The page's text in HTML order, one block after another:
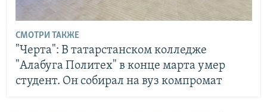
СМОТРИ ТАКЖЕ
"Черта": В татарстанском колледже
"Алабуга Политех" в конце марта умер
студент. Он собирал на вуз компромат